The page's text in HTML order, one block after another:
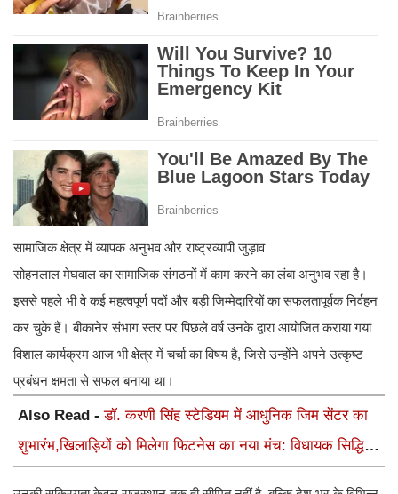
सामाजिक क्षेत्र में व्यापक अनुभव और राष्ट्रव्यापी जुड़ाव
सोहनलाल मेघवाल का सामाजिक संगठनों में काम करने का लंबा अनुभव रहा है।
इससे पहले भी वे कई महत्वपूर्ण पदों और बड़ी जिम्मेदारियों का सफलतापूर्वक निर्वहन
कर चुके हैं। बीकानेर संभाग स्तर पर पिछले वर्ष उनके द्वारा आयोजित कराया गया
विशाल कार्यक्रम आज भी क्षेत्र में चर्चा का विषय है, जिसे उन्होंने अपने उत्कृष्ट
प्रबंधन क्षमता से सफल बनाया था।
Also Read -डॉ. करणी सिंह स्टेडियम में आधुनिक जिम सेंटर का
शुभारंभ,खिलाड़ियों को मिलेगा फिटनेस का नया मंच: विधायक सिद्धि